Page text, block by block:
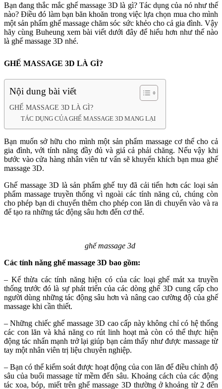
Bạn đang thắc mắc ghế massage 3D là gì? Tác dụng của nó như thế
nào? Điều đó làm bạn băn khoăn trong việc lựa chọn mua cho mình
một sản phẩm ghế massage chăm sóc sức khẻo cho cả gia đình. Vậy
hãy cùng Buheung xem bài viết dưới đây để hiểu hơn như thế nào
là ghế massage 3D nhé.
GHẾ MASSAGE 3D LÀ GÌ?
Nội dung bài viết
GHẾ MASSAGE 3D LÀ GÌ?
TÁC DỤNG CỦA GHẾ MASSAGE 3D MANG LẠI
Bạn muốn sở hữu cho mình một sản phẩm massage cơ thể cho cả
gia đình, với tính năng đầy đủ và giá cả phải chăng. Nếu vậy khi
bước vào cửa hàng nhân viên tư vấn sẽ khuyến khích bạn mua ghế
massage 3D.
Ghế massage 3D là sản phẩm ghế tuy đã cải tiến hơn các loại sản
phẩm massage truyền thống vì ngoài các tính năng củ, chúng còn
cho phép bạn di chuyển thêm cho phép con lăn di chuyển vào và ra
để tạo ra những tác động sâu hơn đến cơ thể.
ghế massage 3d
Các tính năng ghế massage 3D bao gồm:
– Kế thừa các tính năng hiện có của các loại ghế mát xa truyền
thống trước đó là sự phát triển của các dòng ghế 3D cung cấp cho
người dùng những tác động sâu hơn và nâng cao cường độ của ghế
massage khi cần thiết.
– Những chiếc ghế massage 3D cao cấp này không chỉ có hệ thống
các con lăn và khả năng co rút linh hoạt mà còn có thể thực hiện
động tác nhấn mạnh trở lại giúp bạn cảm thấy như được massage từ
tay một nhân viên trị liệu chuyên nghiệp.
– Bạn có thể kiểm soát được hoạt động của con lăn để điều chỉnh độ
sâu của buổi massage từ mềm đến sâu. Khoảng cách của các động
tác xoa, bóp, miết trên ghế massage 3D thường ở khoảng từ 2 đến